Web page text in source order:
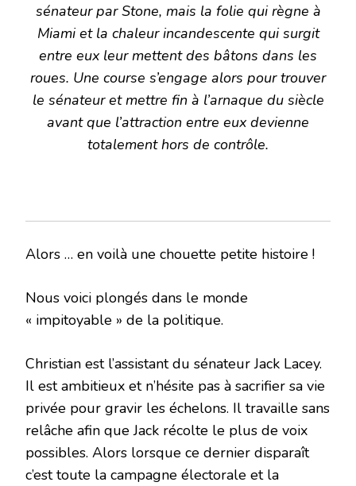
sénateur par Stone, mais la folie qui règne à
Miami et la chaleur incandescente qui surgit
entre eux leur mettent des bâtons dans les
roues. Une course s’engage alors pour trouver
le sénateur et mettre fin à l’arnaque du siècle
avant que l’attraction entre eux devienne
totalement hors de contrôle.
Alors … en voilà une chouette petite histoire !
Nous voici plongés dans le monde
« impitoyable » de la politique.
Christian est l’assistant du sénateur Jack Lacey.
Il est ambitieux et n’hésite pas à sacrifier sa vie
privée pour gravir les échelons. Il travaille sans
relâche afin que Jack récolte le plus de voix
possibles. Alors lorsque ce dernier disparaît
c’est toute la campagne électorale et la